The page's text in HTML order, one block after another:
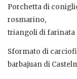
Porchetta di
rosmarino,
triangoli di farinata
Sformato di
barbajuan di